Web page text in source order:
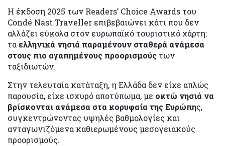
Η έκδοση 2025 των Readers’ Choice Awards του
Condé Nast Traveller επιβεβαιώνει κάτι που δεν
αλλάζει εύκολα στον ευρωπαϊκό τουριστικό χάρτη:
τα ελληνικά νησιά παραμένουν σταθερά ανάμεσα
στους πιο αγαπημένους προορισμούς των
ταξιδιωτών.
Στην τελευταία κατάταξη, η Ελλάδα δεν είχε απλώς
παρουσία, είχε ισχυρό αποτύπωμα, με οκτώ νησιά να
βρίσκονται ανάμεσα στα κορυφαία της Ευρώπης,
συγκεντρώνοντας υψηλές βαθμολογίες και
ανταγωνιζόμενα καθιερωμένους μεσογειακούς
προορισμούς.